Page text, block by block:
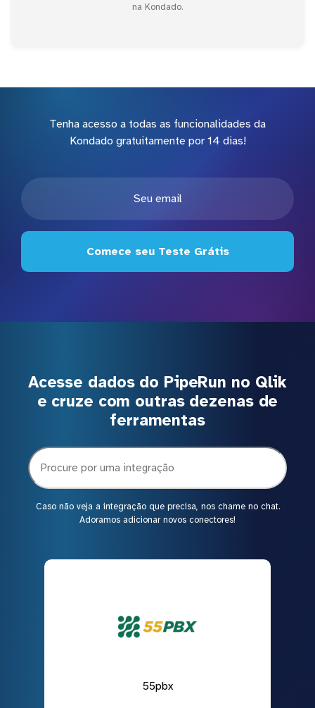
na Kondado.
Tenha acesso a todas as funcionalidades da
Kondado gratuitamente por 14 dias!
Comece seu Teste Grátis
Acesse dados do PipeRun no Qlik
e cruze com outras dezenas de
ferramentas
Caso não veja a integração que precisa, nos chame no chat.
Adoramos adicionar novos conectores!
55pbx